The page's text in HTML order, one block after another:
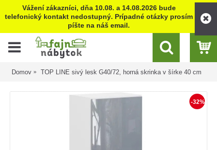
Vážení zákazníci, dňa 10.08. a 14.08.2026 bude
telefonický kontakt nedostupný. Prípadné otázky prosím
píšte na náš email.
Domov TOP LINE sivý lesk G40/72, horná skrinka v šírke 40 cm
-32%